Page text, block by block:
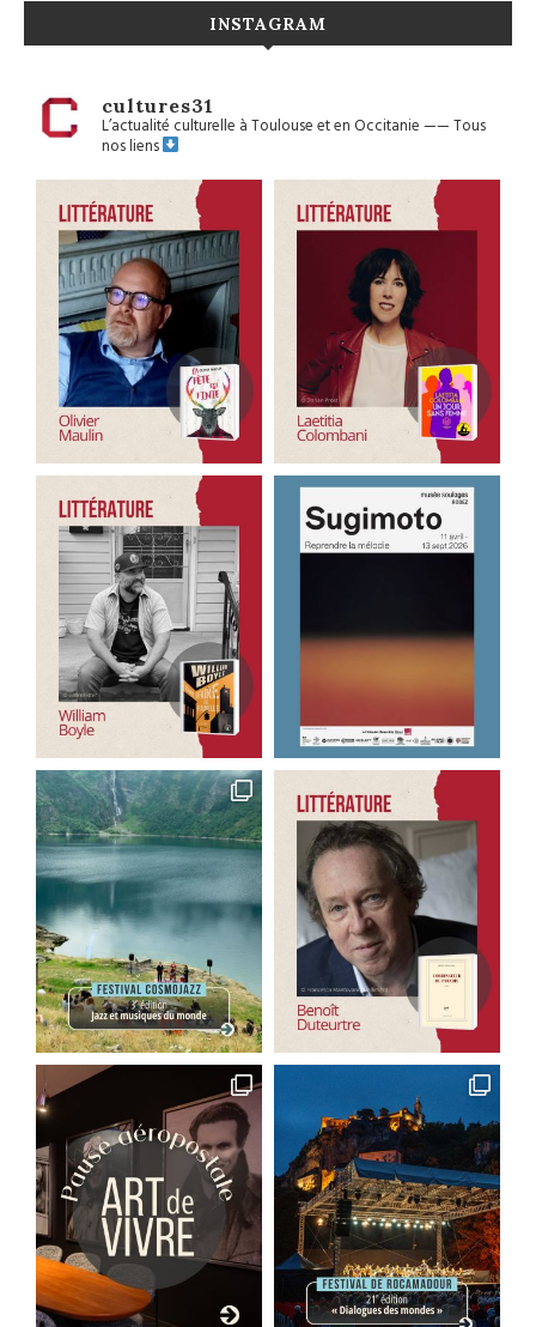
INSTAGRAM
cultures31
L’actualité culturelle à Toulouse et en Occitanie——Tous
nos liens